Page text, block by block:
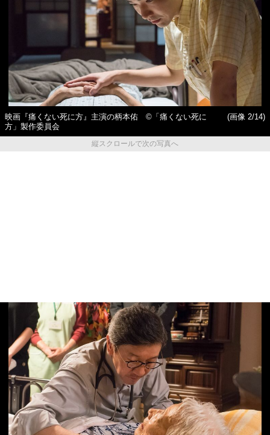
映画『痛くない死に方』主演の柄本佑 ©️「痛くない死に
方」製作委員会
(画像 2/14)
縦スクロールで次の写真へ